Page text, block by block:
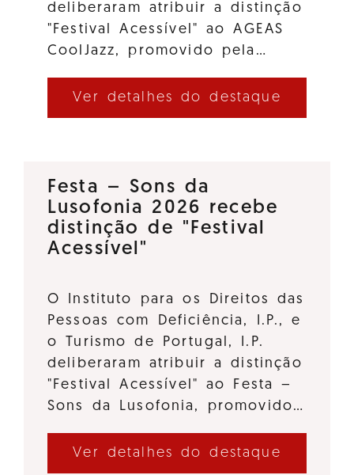
deliberaram atribuir a distinção
"Festival Acessível" ao AGEAS
CoolJazz, promovido pela…
Ver detalhes do destaque
Festa – Sons da
Lusofonia 2026 recebe
distinção de "Festival
Acessível"
O Instituto para os Direitos das
Pessoas com Deficiência, I.P., e
o Turismo de Portugal, I.P.
deliberaram atribuir a distinção
"Festival Acessível" ao Festa –
Sons da Lusofonia, promovido…
Ver detalhes do destaque